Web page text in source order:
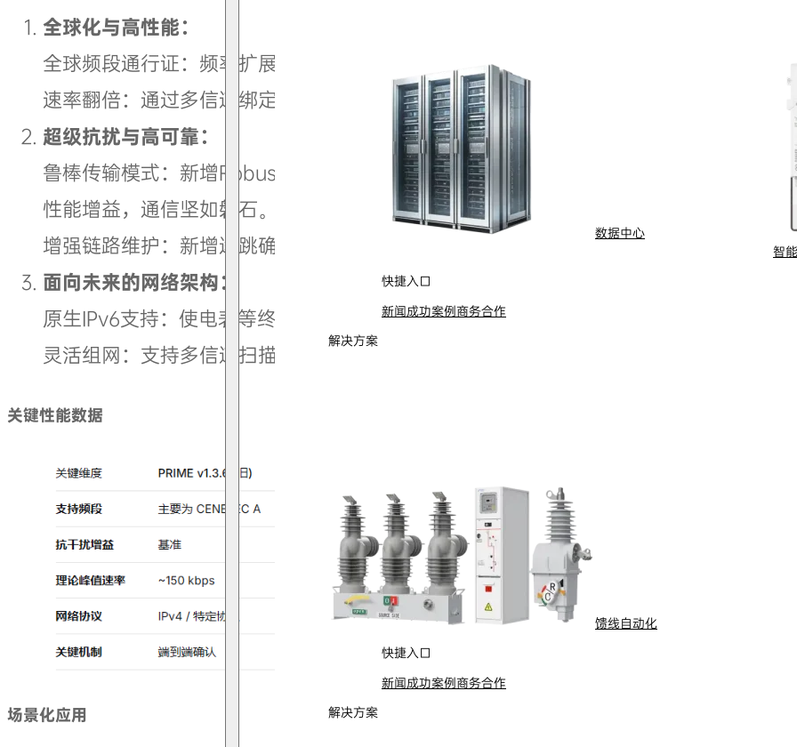
数据中心
智
快捷入口
新闻成功案例商务合作
解决方案
馈线自动化
快捷入口
新闻成功案例商务合作
解决方案
全球化与高性能：
全球频段通行证：频率扩展至470kHz+，同时支持CENELEC、FCC、ARIB标准，一版
速率翻倍：通过多信道绑定等技术，理论最高速率提升至1Mbps，支撑更丰富的数据业
超级抗扰与高可靠：
鲁棒传输模式：新增Robust DBPSK/DQPSK模式，通过重复编码等技术，在恶劣噪声
性能增益，通信坚如磐石。
增强链路维护：新增逐跳确认的KeepAlive机制，精准定位并修复弱链路。
面向未来的网络架构：
原生IPv6支持：使电表等终端直接融入IP网络，为远程控制、分布式能源监控等高级应
灵活组网：支持多信道扫描与绑定，适应大规模、复杂拓扑的配电网。
关键性能数据
场景化应用